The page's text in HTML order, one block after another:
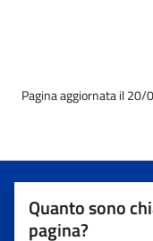
Pagina aggiornata il
Quanto sono
pagina?